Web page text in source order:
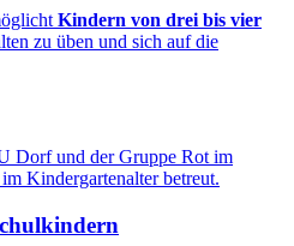
Kindern von drei bis vier
zu üben und sich auf die
Dorf und der Gruppe Rot im
Kindergartenalter betreut.